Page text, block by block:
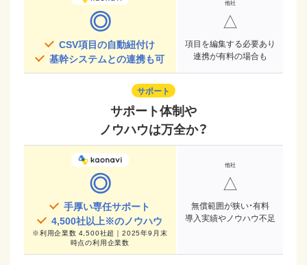
◎
CSV項目の自動紐付け
基幹システムとの連携も可
△
項目を編集する必要あり
連携が有料の場合も
サポート
サポート体制や
ノウハウは万全か？
◎
手厚い専任サポート
4,500社以上※のノウハウ
※利用企業数 4,500社超｜2025年9月末
時点の利用企業数
△
無償範囲が狭い・有料
導入実績やノウハウ不足